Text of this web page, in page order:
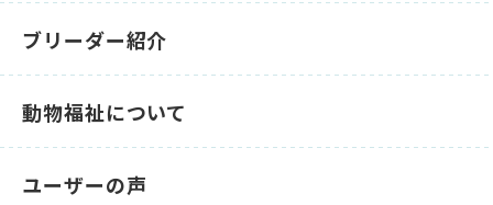
ブリーダー紹介
動物福祉について
ユーザーの声